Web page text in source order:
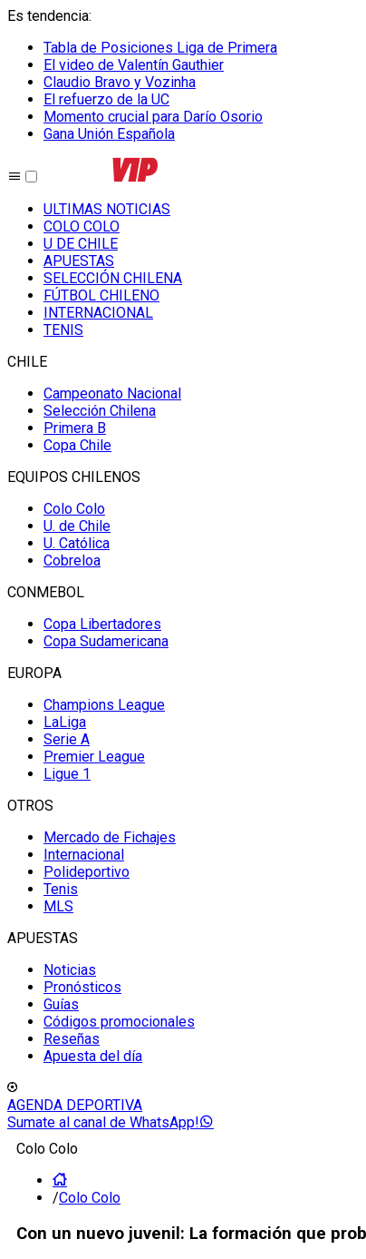
Es tendencia:
Tabla de Posiciones Liga de Primera
El video de Valentín Gauthier
Claudio Bravo y Vozinha
El refuerzo de la UC
Momento crucial para Darío Osorio
Gana Unión Española
ULTIMAS NOTICIAS
COLO COLO
U DE CHILE
APUESTAS
SELECCIÓN CHILENA
FÚTBOL CHILENO
INTERNACIONAL
TENIS
CHILE
Campeonato Nacional
Selección Chilena
Primera B
Copa Chile
EQUIPOS CHILENOS
Colo Colo
U. de Chile
U. Católica
Cobreloa
CONMEBOL
Copa Libertadores
Copa Sudamericana
EUROPA
Champions League
LaLiga
Serie A
Premier League
Ligue 1
OTROS
Mercado de Fichajes
Internacional
Polideportivo
Tenis
MLS
APUESTAS
Noticias
Pronósticos
Guías
Códigos promocionales
Reseñas
Apuesta del día
AGENDA DEPORTIVA
Sumate al canal de WhatsApp!
Colo Colo
/Colo Colo
Con un nuevo juvenil: La formación que